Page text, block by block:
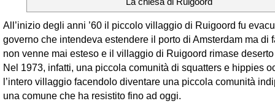
All’inizio degli anni ’60 il piccolo villaggio di Ruigoord fu
governo che intendeva estendere il porto di Amsterdam ma di
non venne mai esteso e il villaggio di Ruigoord rimase
Nel 1973, infatti, una piccola comunità di squatters e hippies
l’intero villaggio facendolo diventare una piccola comunità
una comune che ha resistito fino ad oggi.